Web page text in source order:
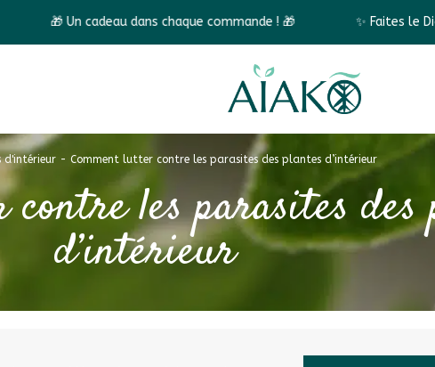
dans chaque commande ! 🎁 ✨ Faites le Diagnostic végétal et
d'intérieur- Comment lutter contre les parasites des plantes d’intérieur
les parasites des
d’intérieur